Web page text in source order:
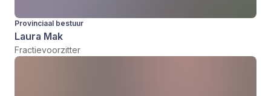
Provinciaal bestuur
Laura Mak
Fractievoorzitter